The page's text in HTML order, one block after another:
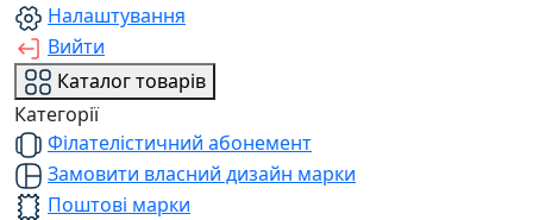
Налаштування
Вийти
Каталог товарів
Категорії
Філателістичний абонемент
Замовити власний дизайн марки
Поштові марки